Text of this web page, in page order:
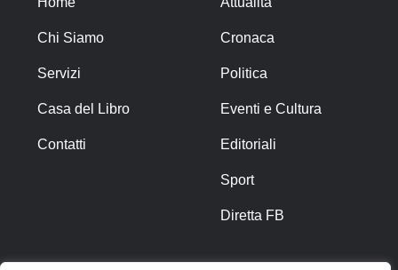
Chi Siamo
Servizi
Casa del Libro
Contatti
Cronaca
Politica
Eventi e Cultura
Editoriali
Sport
Diretta FB